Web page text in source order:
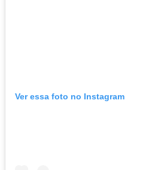
Ver essa foto no Instagram